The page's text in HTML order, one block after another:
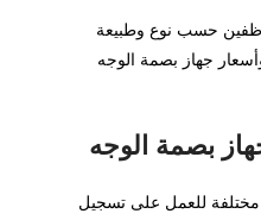
حسب نوع وطبيعة
جهاز بصمة الوجه
للعمل على تسجيل